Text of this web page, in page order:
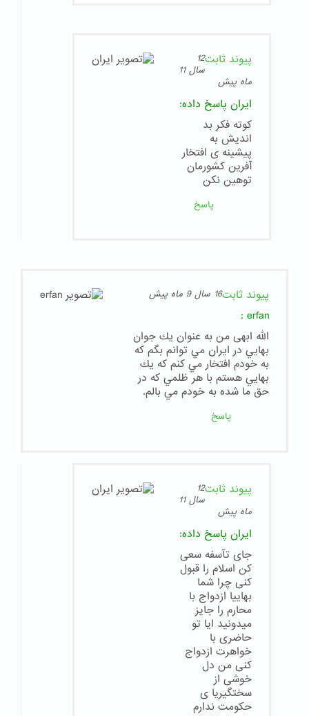
پیوند ثابت12
سال 11
ماه پیش
ایران پاسخ داده:
کوته فکر بد
اندیش به
پیشینه ی افتخار
آفرین کشورمان
توهین نکن
پاسخ
پیوند ثابت16 سال 9 ماه پیش
erfan
:
الله ابهی من به عنوان يك جوان
بهايي در ايران مي توانم بگم كه
به خودم افتخار مي كنم كه يك
بهايي هستم با هر ظلمي كه در
حق ما شده به خودم مي بالم.
پاسخ
پیوند ثابت12
سال 11
ماه پیش
ایران پاسخ داده:
جای تآسفه سعی
کن اسلام را قبول
کنی چرا شما
بهاییا ازدواج با
محارم را جایز
میدونید ایا تو
حاضری با
خواهرت ازدواج
کنی من دل
خوشی از
سختگیریا ی
حکومت ندارم